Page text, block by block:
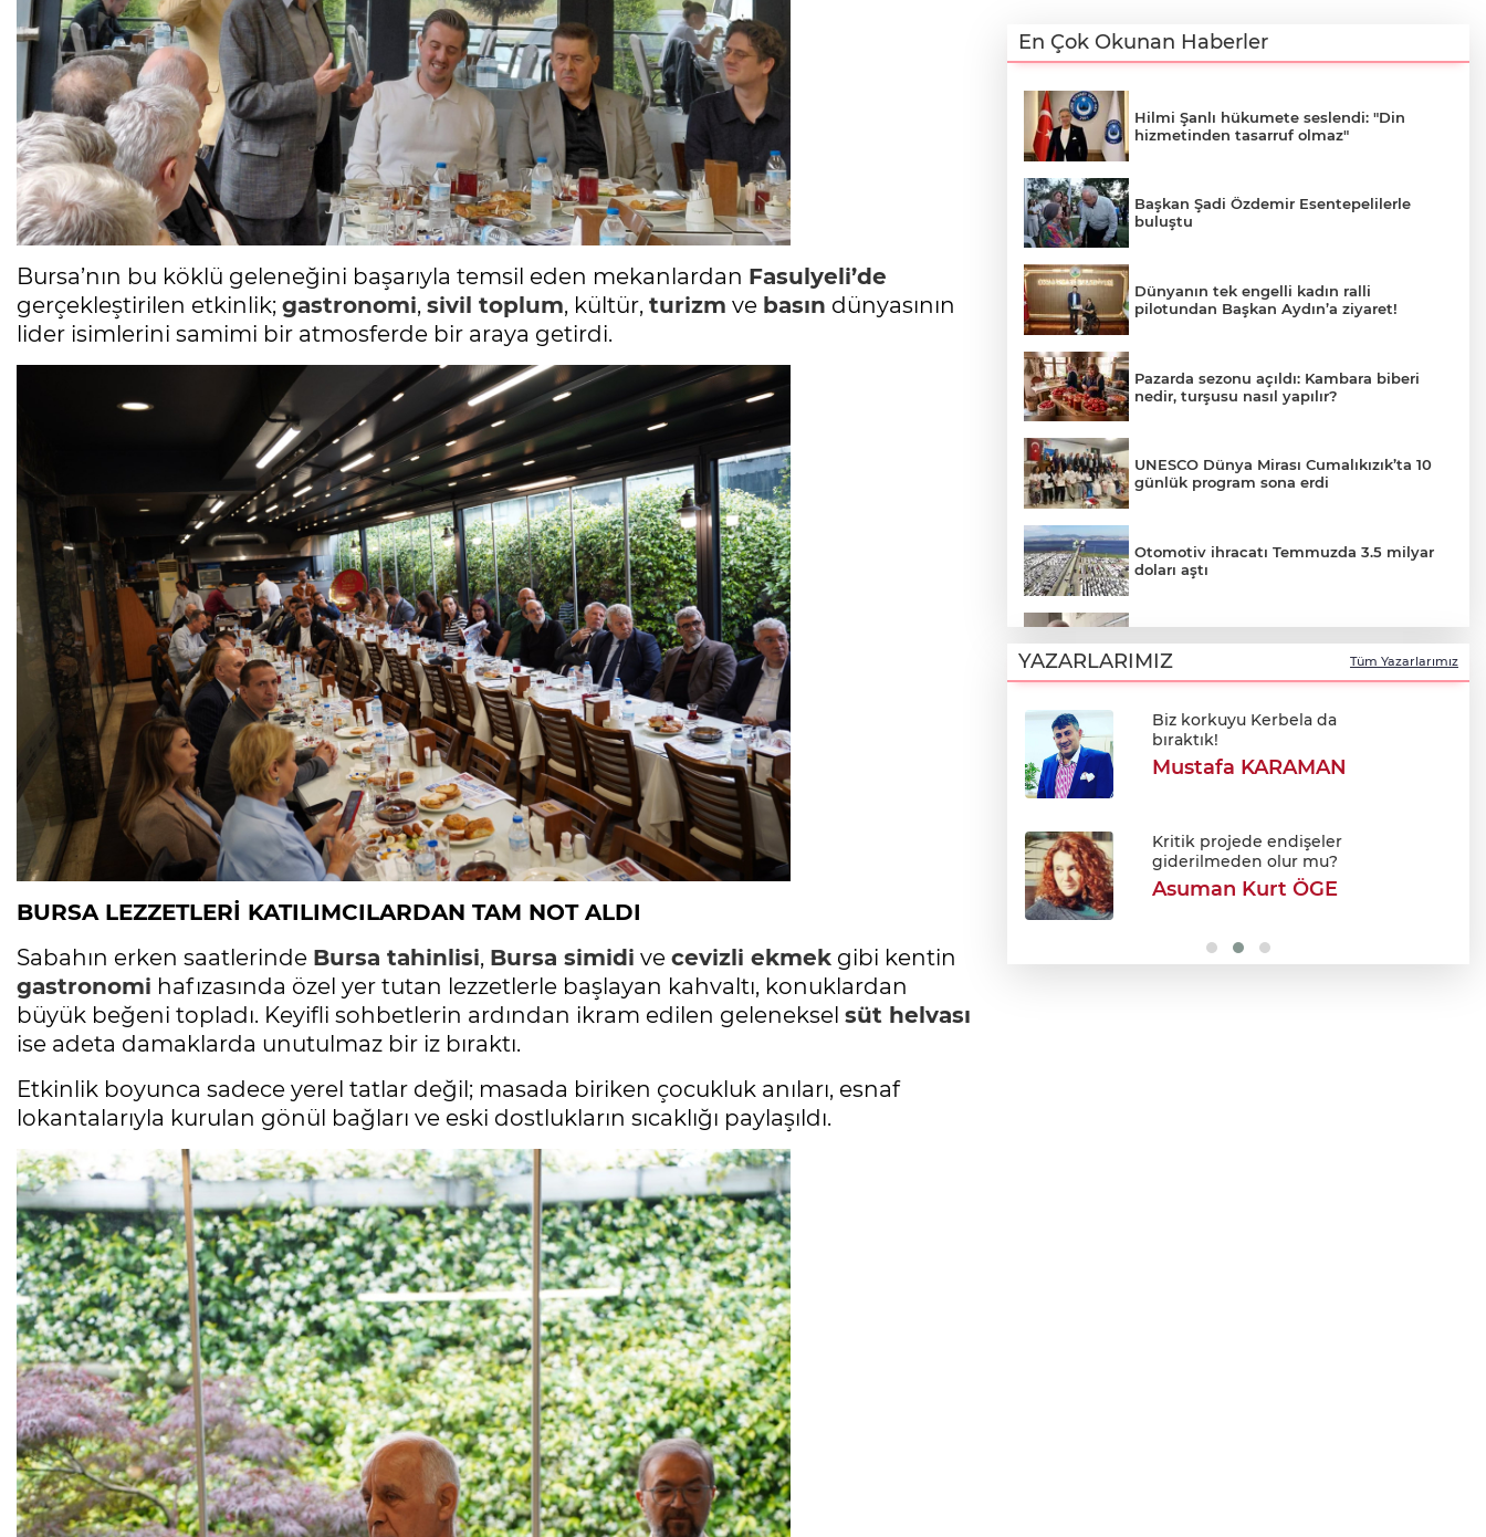
Bursa’nın bu köklü geleneğini başarıyla temsil eden mekanlardan Fasulyeli’de
gerçekleştirilen etkinlik; gastronomi, sivil toplum, kültür, turizm ve basın dünyasının
lider isimlerini samimi bir atmosferde bir araya getirdi.
BURSA LEZZETLERİ KATILIMCILARDAN TAM NOT ALDI
Sabahın erken saatlerinde Bursa tahinlisi, Bursa simidi ve cevizli ekmek gibi kentin
gastronomi hafızasında özel yer tutan lezzetlerle başlayan kahvaltı, konuklardan
büyük beğeni topladı. Keyifli sohbetlerin ardından ikram edilen geleneksel süt helvası
ise adeta damaklarda unutulmaz bir iz bıraktı.
Etkinlik boyunca sadece yerel tatlar değil; masada biriken çocukluk anıları, esnaf
lokantalarıyla kurulan gönül bağları ve eski dostlukların sıcaklığı paylaşıldı.
En Çok Okunan Haberler
Hilmi Şanlı hükumete seslendi: "Din
hizmetinden tasarruf olmaz"
Başkan Şadi Özdemir Esentepelilerle
buluştu
Dünyanın tek engelli kadın ralli
pilotundan Başkan Aydın’a ziyaret!
Pazarda sezonu açıldı: Kambara biberi
nedir, turşusu nasıl yapılır?
UNESCO Dünya Mirası Cumalıkızık’ta 10
günlük program sona erdi
Otomotiv ihracatı Temmuzda 3.5 milyar
doları aştı
aklımın ucundan bile geçmez"
Oktay Yılmaz: "Spor yapmayan çocuk
kalmayacak"
Şehir Hastanesi'nde otopark çilesi
YAZARLARIMIZ Tüm Yazarlarımız
Mesele çöp değil, Bursa'nın
geleceği
Sibel BARUTCU
Ölüyor!
Uğur Ozan Özen
Cihanşümul aptallık!
Abdullah ULUYURT
Gölgelerin anlamı!
İbrahim ÖGE
Biz korkuyu Kerbela da
bıraktık!
Mustafa KARAMAN
Kritik projede endişeler
giderilmeden olur mu?
Asuman Kurt ÖGE